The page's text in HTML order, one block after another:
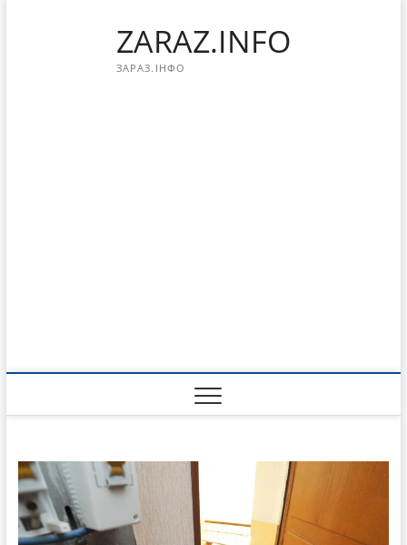
ZARAZ.INFO
ЗАРАЗ.ІНФО